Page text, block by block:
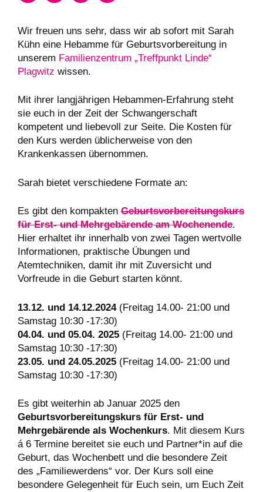
Wir freuen uns sehr, dass wir ab sofort mit Sarah
Kühn eine Hebamme für Geburtsvorbereitung in
unserem Familienzentrum „Treffpunkt Linde“
Plagwitz wissen.
Mit ihrer langjährigen Hebammen-Erfahrung steht
sie euch in der Zeit der Schwangerschaft
kompetent und liebevoll zur Seite. Die Kosten für
den Kurs werden üblicherweise von den
Krankenkassen übernommen.
Sarah bietet verschiedene Formate an:
Es gibt den kompakten Geburtsvorbereitungskurs
für Erst- und Mehrgebärende am Wochenende.
Hier erhaltet ihr innerhalb von zwei Tagen wertvolle
Informationen, praktische Übungen und
Atemtechniken, damit ihr mit Zuversicht und
Vorfreude in die Geburt starten könnt.
13.12. und 14.12.2024(Freitag 14.00- 21:00 und
Samstag 10:30 -17:30)
04.04. und 05.04. 2025 (Freitag 14.00- 21:00 und
Samstag 10:30 -17:30)
23.05. und 24.05.2025 (Freitag 14.00- 21:00 und
Samstag 10:30 -17:30)
Es gibt weiterhin ab Januar 2025 den
Geburtsvorbereitungskurs für Erst- und
Mehrgebärende als Wochenkurs. Mit diesem Kurs
á 6 Termine bereitet sie euch und Partner*in auf die
Geburt, das Wochenbett und die besondere Zeit
des „Familiewerdens“ vor. Der Kurs soll eine
besondere Gelegenheit für Euch sein, um Euch Zeit